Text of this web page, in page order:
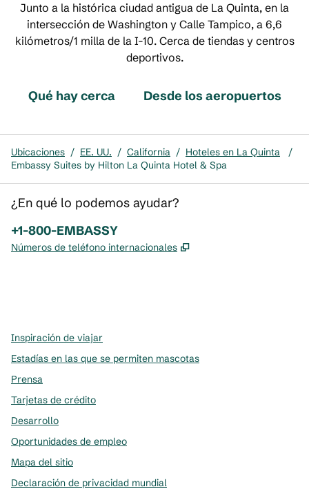
Junto a la histórica ciudad antigua de La Quinta, en la
intersección de Washington y Calle Tampico, a 6,6
kilómetros/1 milla de la I-10. Cerca de tiendas y centros
deportivos.
Qué hay cerca Desde los aeropuertos
Ubicaciones / EE. UU. / California / Hoteles en La Quinta
/
Embassy Suites by Hilton La Quinta Hotel & Spa
¿En qué lo podemos ayudar?
Teléfono:
+1-800-EMBASSY
Números de teléfono internacionales ,
Inspiración de viajar
Estadías en las que se permiten mascotas
Prensa
Tarjetas de crédito
Desarrollo
Oportunidades de empleo
Mapa del sitio
Declaración de privacidad mundial